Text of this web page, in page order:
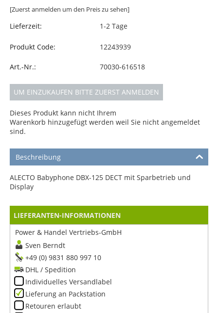
[Zuerst anmelden um den Preis zu sehen]
Lieferzeit: 1-2 Tage
Produkt Code: 12243939
Art.-Nr.: 70030-616518
UM EINZUKAUFEN BITTE ZUERST ANMELDEN
Dieses Produkt kann nicht Ihrem
Warenkorb hinzugefügt werden weil Sie nicht angemeldet
sind.
Beschreibung
ALECTO Babyphone DBX-125 DECT mit Sparbetrieb und
Display
LIEFERANTEN-INFORMATIONEN
Power & Handel Vertriebs-GmbH
Sven Berndt
+49 (0) 9831 880 997 10
DHL / Spedition
Individuelles Versandlabel
Lieferung an Packstation
Retouren erlaubt